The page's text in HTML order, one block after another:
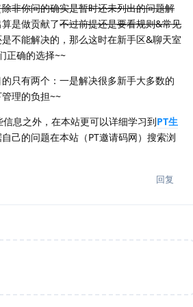
非你问的确实是暂时还未列出的问题解
是做贡献了不过前提还是要看规则&常见
不能解决的，那么这时在新手区&聊天室
正确的选择~~
只有两个：一是解决很多新手大多数的
理的负担~~
息之外，在本站更可以详细学习到PT生
自己的问题在本站（PT邀请码网）搜索浏
回复